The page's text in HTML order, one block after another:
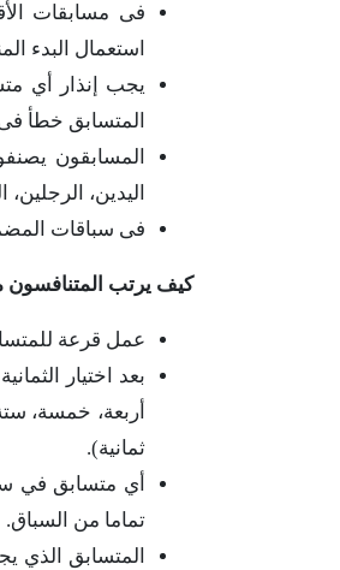
استعمال البدء
يجب إنذار أي
المتسابق خطأ فى
المسابقون
اليدين،
فى سباقات
كيف يرتب المتنافسون من سباق 100م : الى سباق
عمل قرعة للمتسابقين
ثمانية).
أي متسابق في
تماما من السباق.
المتسابق الذي